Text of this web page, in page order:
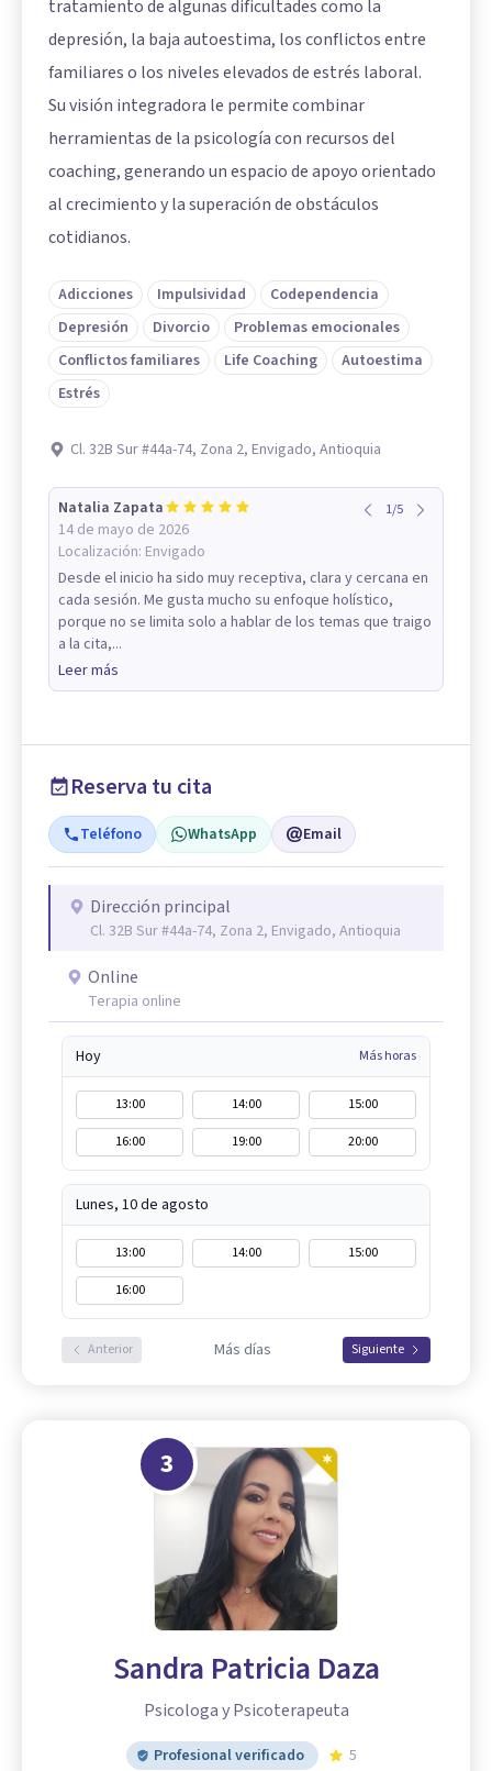
tratamiento de algunas dificultades como la
depresión, la baja autoestima, los conflictos entre
familiares o los niveles elevados de estrés laboral.
Su visión integradora le permite combinar
herramientas de la psicología con recursos del
coaching, generando un espacio de apoyo orientado
al crecimiento y la superación de obstáculos
cotidianos.
Adicciones Impulsividad
Codependencia
Depresión
Divorcio
Problemas emocionales
Conflictos familiares
Life Coaching
Autoestima
Estrés
Cl. 32B Sur #44a-74, Zona 2, Envigado, Antioquia
Natalia Zapata
14 de mayo de 2026
Localización: Envigado
1/5
Desde el inicio ha sido muy receptiva, clara y cercana en
cada sesión. Me gusta mucho su enfoque holístico,
porque no se limita solo a hablar de los temas que traigo
a la cita,...
Leer más
Reserva tu cita
Teléfono WhatsApp Email
Dirección principal
Cl. 32B Sur #44a-74, Zona 2, Envigado, Antioquia
Online
Terapia online
Hoy Más horas
13:00 14:00
15:00
16:00
19:00 20:00
Lunes, 10 de agosto
13:00 14:00
15:00
16:00
Anterior Más días Siguiente
3
Sandra Patricia Daza
Psicologa y Psicoterapeuta
Profesional verificado
5